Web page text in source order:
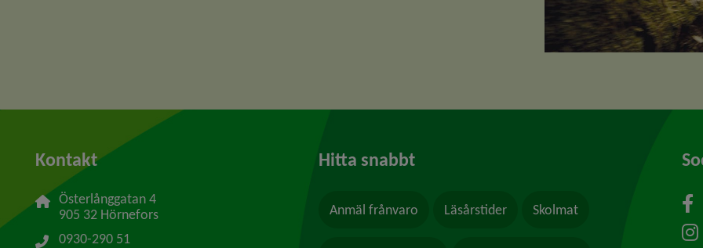
Kontakt
Österlånggatan 4
905 32 Hörnefors
0930-290 51
Hitta snabbt
Anmäl frånvaro Läsårstider Skolmat